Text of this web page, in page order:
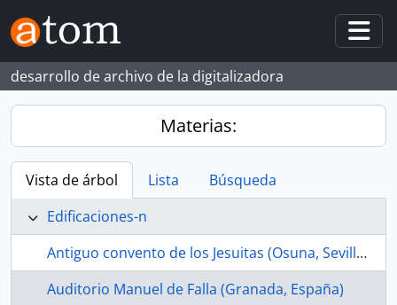
Skip to main content
desarrollo de archivo de la digitalizadora
Materias:
Vista de árbol Lista
Búsqueda
Edificaciones-n
Antiguo convento de los Jesuitas (Osuna, Sevilla, España, s. XVII-)
Auditorio Manuel de Falla (Granada, España)